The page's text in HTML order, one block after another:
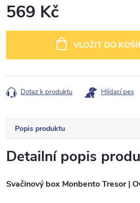
569 Kč
VLOŽIT DO
Dotaz k produktu Hlídací pes
Popis produktu
Detailní popis
Svačinový box Monbento Tresor |